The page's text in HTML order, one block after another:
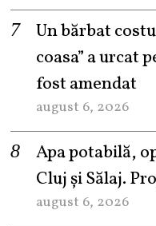
Un bărbat
coasa” a urcat
fost amendat
august 6, 2026
Apa potabilă,
Cluj și Sălaj.
august 6, 2026